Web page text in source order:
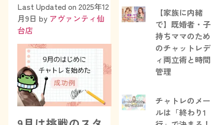
Last Updated on 2025年12
月9日 by アヴァンティ仙
台店
【家族に内緒
で】既婚者・子
持ちママのため
のチャットレデ
ィ両立術と時間
管理
チャトレのメー
ルは「終わり1